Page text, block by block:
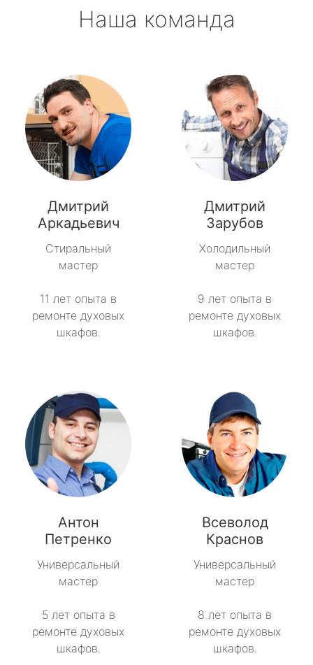
Наша команда
Дмитрий
Аркадьевич
Стиральный
мастер
11 лет опыта в
ремонте духовых
шкафов.
Дмитрий
Зарубов
Холодильный
мастер
9 лет опыта в
ремонте духовых
шкафов.
Антон
Петренко
Универсальный
мастер
5 лет опыта в
ремонте духовых
шкафов.
Всеволод
Краснов
Универсальный
мастер
8 лет опыта в
ремонте духовых
шкафов.